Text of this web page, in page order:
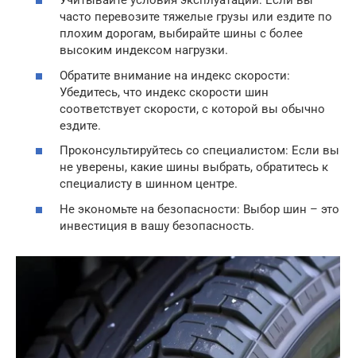
часто перевозите тяжелые грузы или ездите по
плохим дорогам, выбирайте шины с более
высоким индексом нагрузки.
Обратите внимание на индекс скорости:
Убедитесь, что индекс скорости шин
соответствует скорости, с которой вы обычно
ездите.
Проконсультируйтесь со специалистом: Если вы
не уверены, какие шины выбрать, обратитесь к
специалисту в шинном центре.
Не экономьте на безопасности: Выбор шин – это
инвестиция в вашу безопасность.